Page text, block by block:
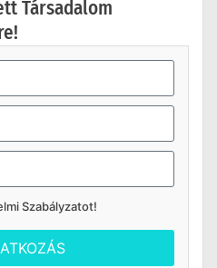
Társadalom
Szabályzatot!